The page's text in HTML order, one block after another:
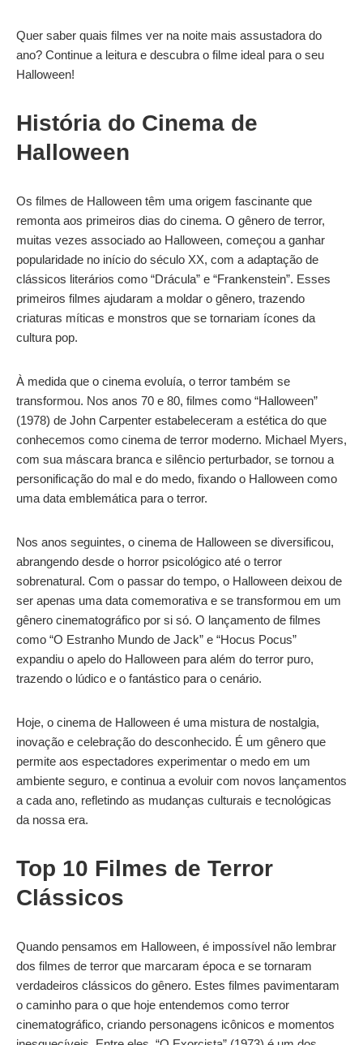
Quer saber quais filmes ver na noite mais assustadora do
ano? Continue a leitura e descubra o filme ideal para o seu
Halloween!
História do Cinema de
Halloween
Os filmes de Halloween têm uma origem fascinante que
remonta aos primeiros dias do cinema. O gênero de terror,
muitas vezes associado ao Halloween, começou a ganhar
popularidade no início do século XX, com a adaptação de
clássicos literários como “Drácula” e “Frankenstein”. Esses
primeiros filmes ajudaram a moldar o gênero, trazendo
criaturas míticas e monstros que se tornariam ícones da
cultura pop.
À medida que o cinema evoluía, o terror também se
transformou. Nos anos 70 e 80, filmes como “Halloween”
(1978) de John Carpenter estabeleceram a estética do que
conhecemos como cinema de terror moderno. Michael Myers,
com sua máscara branca e silêncio perturbador, se tornou a
personificação do mal e do medo, fixando o Halloween como
uma data emblemática para o terror.
Nos anos seguintes, o cinema de Halloween se diversificou,
abrangendo desde o horror psicológico até o terror
sobrenatural. Com o passar do tempo, o Halloween deixou de
ser apenas uma data comemorativa e se transformou em um
gênero cinematográfico por si só. O lançamento de filmes
como “O Estranho Mundo de Jack” e “Hocus Pocus”
expandiu o apelo do Halloween para além do terror puro,
trazendo o lúdico e o fantástico para o cenário.
Hoje, o cinema de Halloween é uma mistura de nostalgia,
inovação e celebração do desconhecido. É um gênero que
permite aos espectadores experimentar o medo em um
ambiente seguro, e continua a evoluir com novos lançamentos
a cada ano, refletindo as mudanças culturais e tecnológicas
da nossa era.
Top 10 Filmes de Terror
Clássicos
Quando pensamos em Halloween, é impossível não lembrar
dos filmes de terror que marcaram época e se tornaram
verdadeiros clássicos do gênero. Estes filmes pavimentaram
o caminho para o que hoje entendemos como terror
cinematográfico, criando personagens icônicos e momentos